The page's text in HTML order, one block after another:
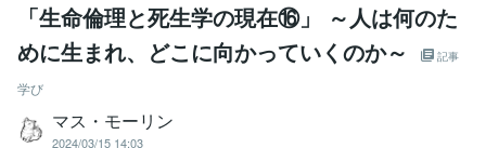
「生命倫理と死生学の現在⑯」 ～人は何のた
めに生まれ、どこに向かっていくのか～
記事
学び
マス・モーリン
2024/03/15 14:03